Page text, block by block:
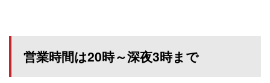
営業時間は20時～深夜3時まで